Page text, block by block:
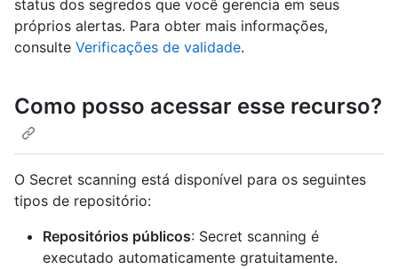
status dos segredos que você gerencia em seus
próprios alertas. Para obter mais informações,
consulte Verificações de validade.
Como posso acessar esse recurso?
O Secret scanning está disponível para os seguintes
tipos de repositório:
Repositórios públicos: Secret scanning é
executado automaticamente gratuitamente.